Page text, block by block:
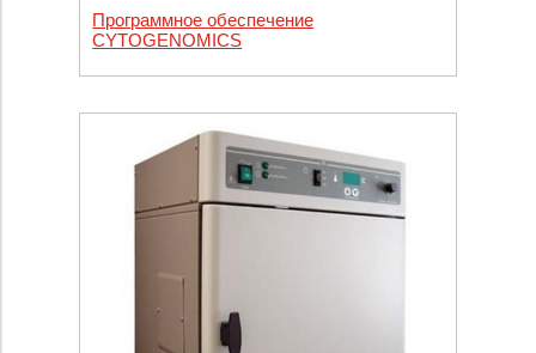
Программное обеспечение
CYTOGENOMICS